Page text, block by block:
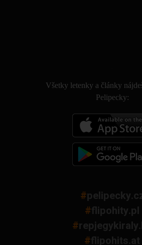
Všetky letenky a články
Pelipecky:
#
#flipohity.pl
#
#flipohits.at